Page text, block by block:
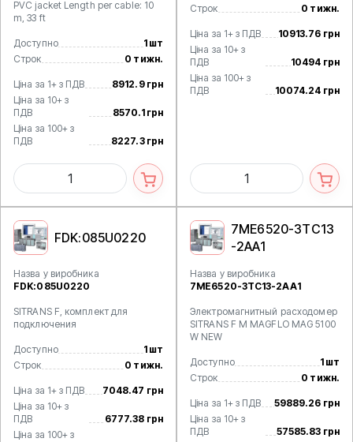
PVC jacket Length per cable: 10
m, 33 ft
Доступно
1 шт
Строк
0 тижн.
Ціна за 1+ з ПДВ
8912.9 грн
Ціна за 10+ з
ПДВ
8570.1 грн
Ціна за 100+ з
ПДВ
8227.3 грн
Строк
0 тижн.
Ціна за 1+ з ПДВ
10913.76 грн
Ціна за 10+ з
ПДВ
10494 грн
Ціна за 100+ з
ПДВ
10074.24 грн
FDK:085U0220
Назва у виробника
FDK:085U0220
SITRANS F, комплект для
подключения
Доступно
1 шт
Строк
0 тижн.
Ціна за 1+ з ПДВ
7048.47 грн
Ціна за 10+ з
ПДВ
6777.38 грн
Ціна за 100+ з
7ME6520-3TC13
-2AA1
Назва у виробника
7ME6520-3TC13-2AA1
Электромагнитный расходомер
SITRANS F M MAGFLO MAG 5100
W NEW
Доступно
1 шт
Строк
0 тижн.
Ціна за 1+ з ПДВ
59889.26 грн
Ціна за 10+ з
ПДВ
57585.83 грн